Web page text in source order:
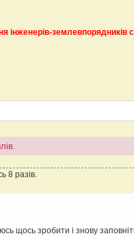
інженерів-землевпорядників
8 разів.
щось зробити і знову